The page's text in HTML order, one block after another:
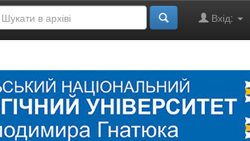
Вхід: